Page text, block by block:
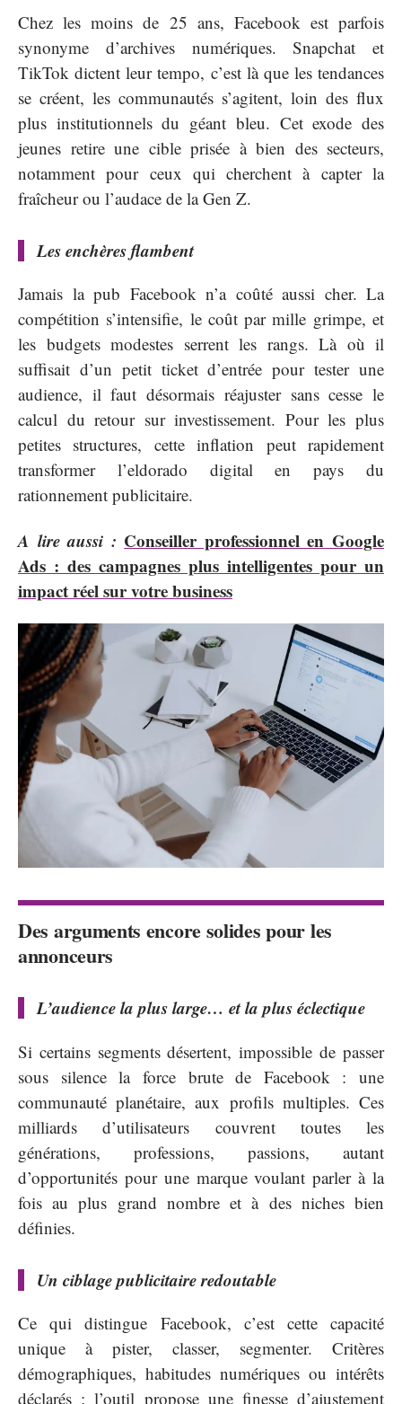
Chez les moins de 25 ans, Facebook est parfois
synonyme d’archives numériques. Snapchat et
TikTok dictent leur tempo, c’est là que les tendances
se créent, les communautés s’agitent, loin des flux
plus institutionnels du géant bleu. Cet exode des
jeunes retire une cible prisée à bien des secteurs,
notamment pour ceux qui cherchent à capter la
fraîcheur ou l’audace de la Gen Z.
Les enchères flambent
Jamais la pub Facebook n’a coûté aussi cher. La
compétition s’intensifie, le coût par mille grimpe, et
les budgets modestes serrent les rangs. Là où il
suffisait d’un petit ticket d’entrée pour tester une
audience, il faut désormais réajuster sans cesse le
calcul du retour sur investissement. Pour les plus
petites structures, cette inflation peut rapidement
transformer l’eldorado digital en pays du
rationnement publicitaire.
A lire aussi : Conseiller professionnel en Google
Ads : des campagnes plus intelligentes pour un
impact réel sur votre business
Des arguments encore solides pour les
annonceurs
L’audience la plus large… et la plus éclectique
Si certains segments désertent, impossible de passer
sous silence la force brute de Facebook : une
communauté planétaire, aux profils multiples. Ces
milliards d’utilisateurs couvrent toutes les
générations, professions, passions, autant
d’opportunités pour une marque voulant parler à la
fois au plus grand nombre et à des niches bien
définies.
Un ciblage publicitaire redoutable
Ce qui distingue Facebook, c’est cette capacité
unique à pister, classer, segmenter. Critères
démographiques, habitudes numériques ou intérêts
déclarés : l’outil propose une finesse d’ajustement